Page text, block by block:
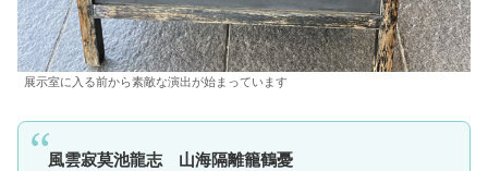
展示室に入る前から素敵な演出が始まっています
風雲寂莫池龍志 山海隔離籠鶴憂